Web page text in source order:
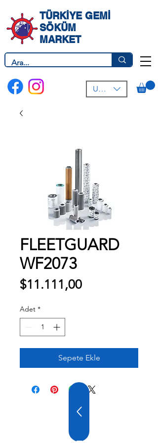
TÜRKİYE GEMİ
SÖKÜM
MARKET
USD ($)
FLEETGUARD
WF2073
$11.111,00Fiyat
Adet *
Sepete Ekle